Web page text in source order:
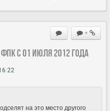
+
с 01 июля 2012 года
на это место другого